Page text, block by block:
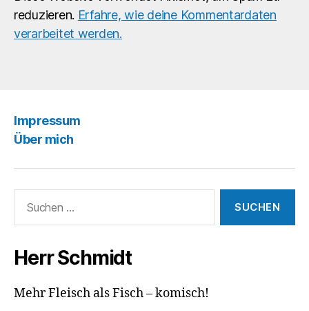
reduzieren. Erfahre, wie deine Kommentardaten
verarbeitet werden.
Impressum
Über mich
nach:
Herr Schmidt
Mehr Fleisch als Fisch – komisch!